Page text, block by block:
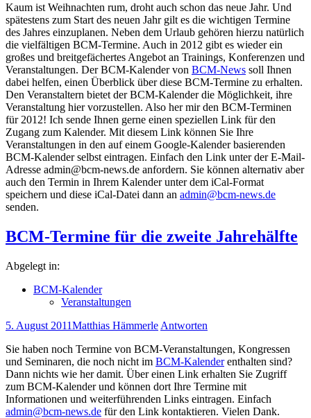
Kaum ist Weihnachten rum, droht auch schon das neue Jahr. Und
spätestens zum Start des neuen Jahr gilt es die wichtigen Termine
des Jahres einzuplanen. Neben dem Urlaub gehören hierzu natürlich
die vielfältigen BCM-Termine. Auch in 2012 gibt es wieder ein
großes und breitgefächertes Angebot an Trainings, Konferenzen und
Veranstaltungen. Der BCM-Kalender von BCM-News soll Ihnen
dabei helfen, einen Überblick über diese BCM-Termine zu erhalten.
Den Veranstaltern bietet der BCM-Kalender die Möglichkeit, ihre
Veranstaltung hier vorzustellen. Also her mir den BCM-Terminen
für 2012! Ich sende Ihnen gerne einen speziellen Link für den
Zugang zum Kalender. Mit diesem Link können Sie Ihre
Veranstaltungen in den auf einem Google-Kalender basierenden
BCM-Kalender selbst eintragen. Einfach den Link unter der E-Mail-
Adresse admin@bcm-news.de anfordern. Sie können alternativ aber
auch den Termin in Ihrem Kalender unter dem iCal-Format
speichern und diese iCal-Datei dann an admin@bcm-news.de
senden.
BCM-Termine für die zweite Jahrehälfte
Abgelegt in:
BCM-Kalender
Veranstaltungen
5. August 2011Matthias Hämmerle Antworten
Sie haben noch Termine von BCM-Veranstaltungen, Kongressen
und Seminaren, die noch nicht im BCM-Kalenderenthalten sind?
Dann nichts wie her damit. Über einen Link erhalten Sie Zugriff
zum BCM-Kalender und können dort Ihre Termine mit
Informationen und weiterführenden Links eintragen. Einfach
admin@bcm-news.de für den Link kontaktieren. Vielen Dank.